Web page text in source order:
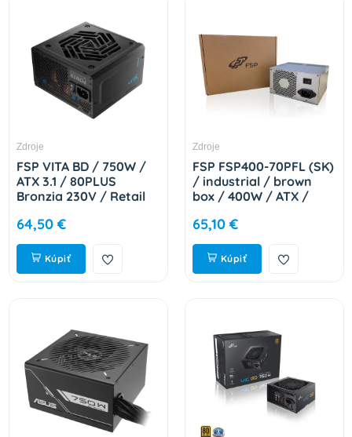
Zdroje
FSP VITA BD / 750W /
ATX 3.1 / 80PLUS
Bronzia 230V / Retail
64,50 €
Kúpiť
Zdroje
FSP FSP400-70PFL (SK)
/ industrial / brown
box / 400W / ATX /
65,10 €
Kúpiť